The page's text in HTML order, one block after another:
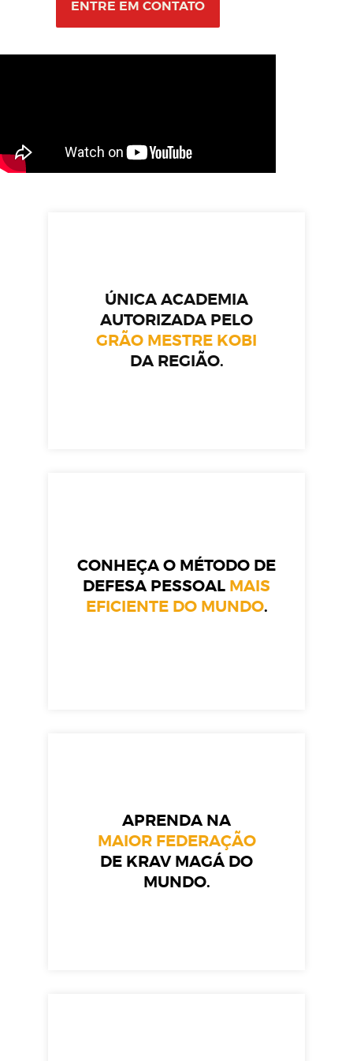
ENTRE EM CONTATO
ÚNICA ACADEMIA
AUTORIZADA PELO
GRÃO MESTRE KOBI
DA REGIÃO.
CONHEÇA O MÉTODO DE
DEFESA PESSOAL MAIS
EFICIENTE DO MUNDO.
APRENDA NA
MAIOR FEDERAÇÃO
DE KRAV MAGÁ DO
MUNDO.